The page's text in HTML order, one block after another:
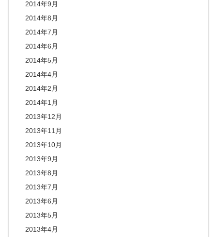
2014年9月
2014年8月
2014年7月
2014年6月
2014年5月
2014年4月
2014年2月
2014年1月
2013年12月
2013年11月
2013年10月
2013年9月
2013年8月
2013年7月
2013年6月
2013年5月
2013年4月